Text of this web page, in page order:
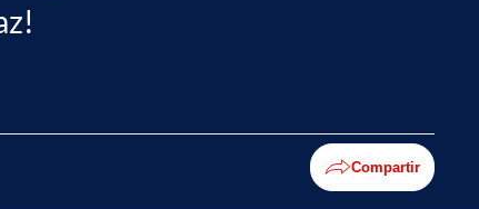
Compartir